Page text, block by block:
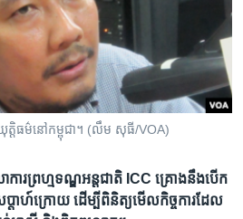
ត្តិធម៌​នៅ​កម្ពុជា។ (លឹម សុធី/VOA)
ការ​ព្រហ្មទណ្ឌ​អន្តជាតិ ICC គ្រោង​នឹង​បើក​
ប្តាហ៍​ក្រោយ ដើម្បី​ពិនិត្យ​មើល​កិច្ចការ​ដែល​